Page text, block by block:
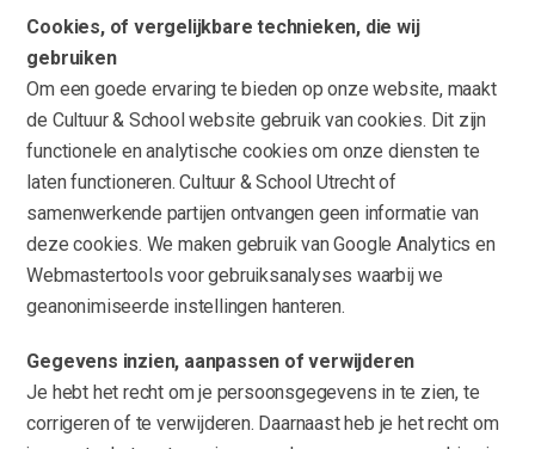
Cookies, of vergelijkbare technieken, die wij
gebruiken
Om een goede ervaring te bieden op onze website, maakt
de Cultuur & School website gebruik van cookies. Dit zijn
functionele en analytische cookies om onze diensten te
laten functioneren. Cultuur & School Utrecht of
samenwerkende partijen ontvangen geen informatie van
deze cookies. We maken gebruik van Google Analytics en
Webmastertools voor gebruiksanalyses waarbij we
geanonimiseerde instellingen hanteren.
Gegevens inzien, aanpassen of verwijderen
Je hebt het recht om je persoonsgegevens in te zien, te
corrigeren of te verwijderen. Daarnaast heb je het recht om